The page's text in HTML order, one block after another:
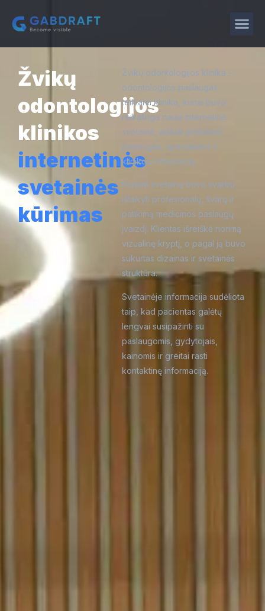
Žvikų
odontologijos
klinikos
internetinės
svetainės
kūrimas
Žvikų odontologijos klinika –
odontologijos paslaugas
teikianti klinika, kuriai buvo
reikalinga nauja internetinė
svetainė, aiškiai pristatanti
paslaugas, specialistus ir
klinikos informaciją.
Kuriant svetainę buvo svarbu
išlaikyti profesionalų, švarų ir
patikimą medicinos paslaugų
įvaizdį. Klientas išreiškė norimą
vizualinę kryptį, o pagal ją buvo
sukurtas dizainas ir svetainės
struktūra.
Svetainėje informacija sudėliota
taip, kad pacientas galėtų
lengvai susipažinti su
paslaugomis, gydytojais,
kainomis ir greitai rasti
kontaktinę informaciją.